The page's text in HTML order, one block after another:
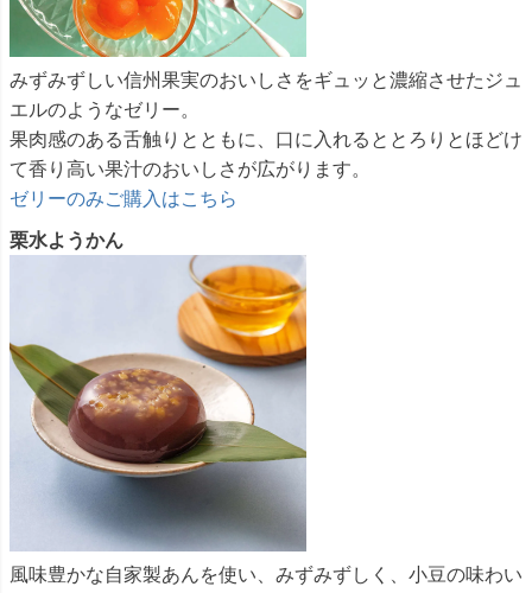
みずみずしい信州果実のおいしさをギュッと濃縮させたジュ
エルのようなゼリー。
果肉感のある舌触りとともに、口に入れるととろりとほどけ
て香り高い果汁のおいしさが広がります。
ゼリーのみご購入はこちら
栗水ようかん
風味豊かな自家製あんを使い、みずみずしく、小豆の味わい